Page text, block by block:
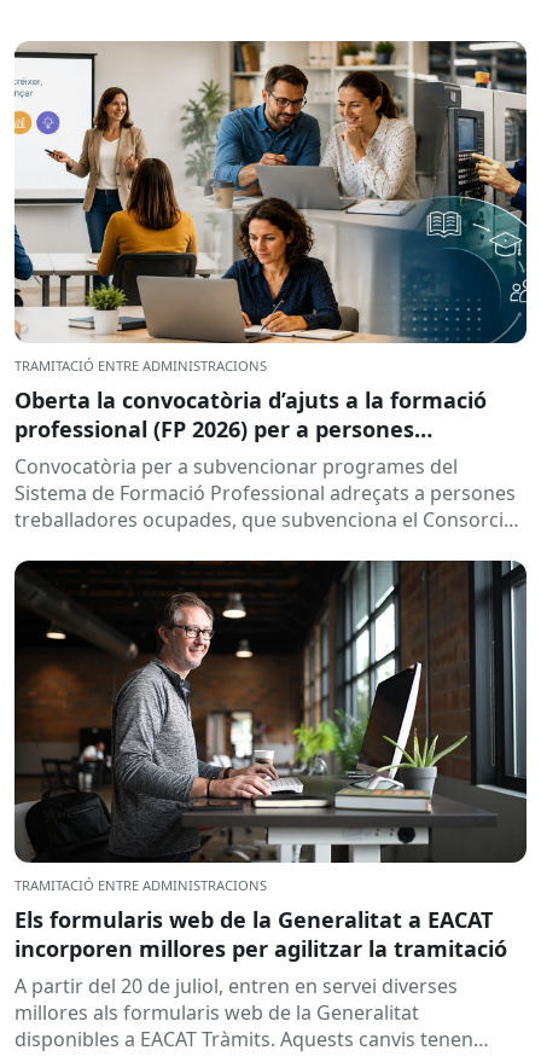
TRAMITACIÓ ENTRE ADMINISTRACIONS
Oberta la convocatòria d’ajuts a la formació
professional (FP 2026) per a persones
treballadores ocupades
Convocatòria per a subvencionar programes del
Sistema de Formació Professional adreçats a persones
treballadores ocupades, que subvenciona el Consorci
TRAMITACIÓ ENTRE ADMINISTRACIONS
Els formularis web de la Generalitat a EACAT
incorporen millores per agilitzar la tramitació
A partir del 20 de juliol, entren en servei diverses
millores als formularis web de la Generalitat
disponibles a EACAT Tràmits. Aquests canvis tenen